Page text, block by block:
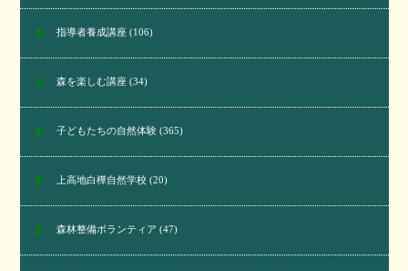
指導者養成講座(106)
森を楽しむ講座(34)
子どもたちの自然体験(365)
上高地白樺自然学校(20)
森林整備ボランティア (47)